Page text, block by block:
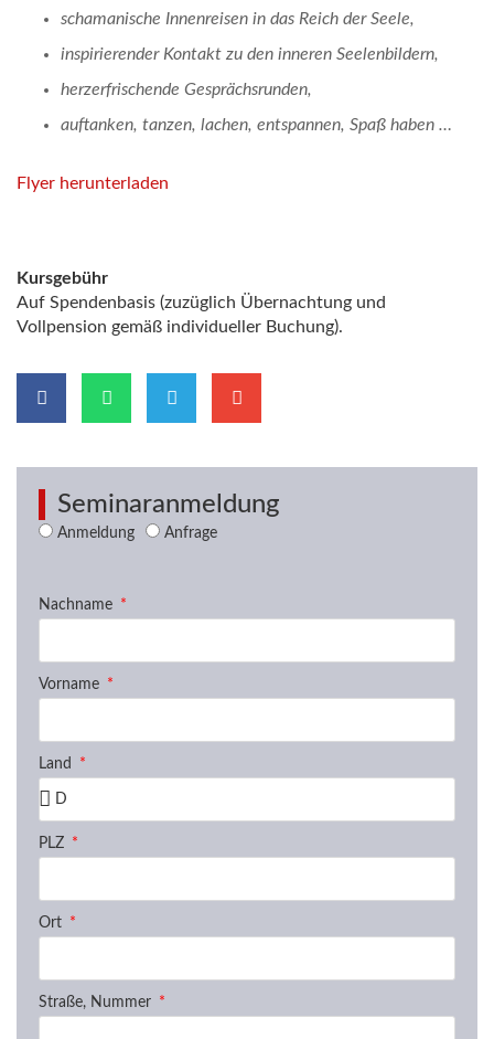
schamanische Innenreisen in das Reich der Seele,
inspirierender Kontakt zu den inneren Seelenbildern,
herzerfrischende Gesprächsrunden,
auftanken, tanzen, lachen, entspannen, Spaß haben …
Flyer herunterladen
Kursgebühr
Auf Spendenbasis (zuzüglich Übernachtung und
Vollpension gemäß individueller Buchung).
Seminaranmeldung
Anmeldung Anfrage
Nachname
Vorname
Land
PLZ
Ort
Straße, Nummer